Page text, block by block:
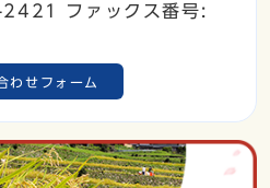
ファックス番号:
わせフォーム